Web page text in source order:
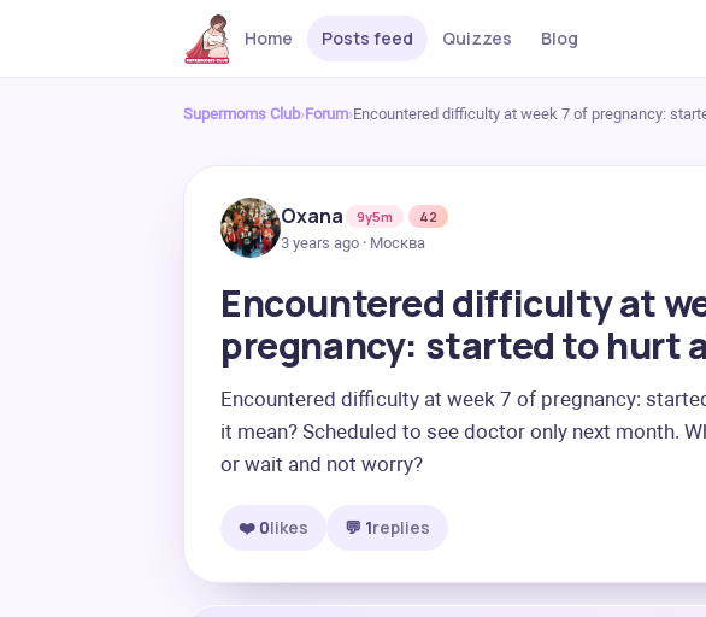
Home Posts feed Quizzes Blog
Supermoms Club›Forum›Encountered difficulty at week 7 of pregnancy:
Oxana 9y5m
42
3 years ago · Москва
Encountered difficulty at
pregnancy: started to hurt
Encountered difficulty at week 7 of pregnancy:
it mean? Scheduled to see doctor only next month.
or wait and not worry?
❤️ 0likes 💬 1replies